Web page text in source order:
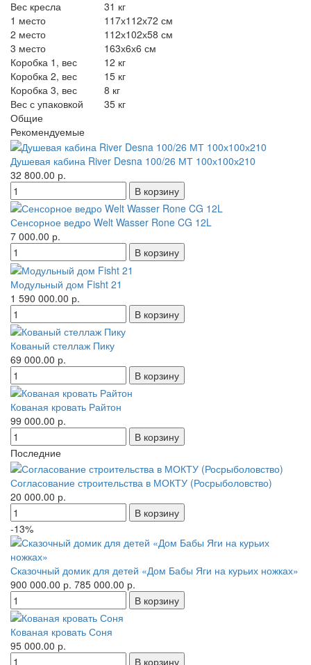
Вес кресла
31 кг
1 место
117х112х72 см
2 место
112х102х58 см
3 место
163х6х6 см
Коробка 1, вес
12 кг
Коробка 2, вес
15 кг
Коробка 3, вес
8 кг
Вес с упаковкой
35 кг
Общие
Рекомендуемые
Душевая кабина River Desna 100/26 МТ 100х100х210
32 800.00 р.
Сенсорное ведро Welt Wasser Rone CG 12L
7 000.00 р.
Модульный дом Fisht 21
1 590 000.00 р.
Кованый стеллаж Пику
69 000.00 р.
Кованая кровать Райтон
99 000.00 р.
Последние
Согласование строительства в МОКТУ (Росрыболовство)
20 000.00 р.
-13%
Сказочный домик для детей «Дом Бабы Яги на курьих ножках»
900 000.00 р. 785 000.00 р.
Кованая кровать Соня
95 000.00 р.